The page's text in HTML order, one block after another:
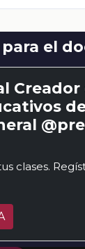
el
Creador
clases.